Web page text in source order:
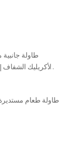
طاولة جانبية
والأكريليك
العضوي غير
طاولة طعام